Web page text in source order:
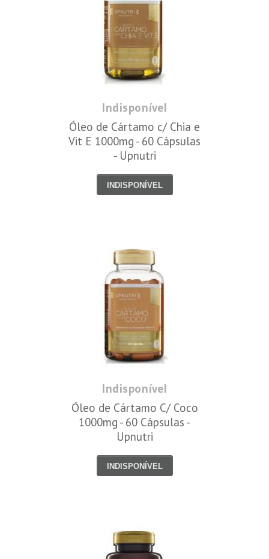
Indisponível
Óleo de Cártamo c/ Chia e
Vit E 1000mg - 60 Cápsulas
- Upnutri
INDISPONÍVEL
Indisponível
Óleo de Cártamo C/ Coco
1000mg - 60 Cápsulas -
Upnutri
INDISPONÍVEL